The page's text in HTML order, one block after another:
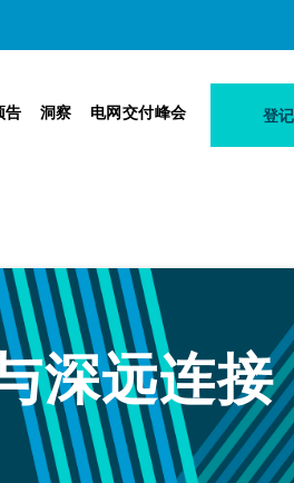
告 洞察 电网交付峰会 登
深远连接